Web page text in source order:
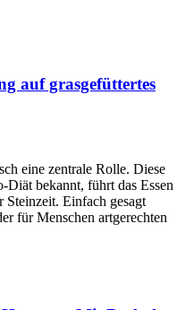
auf grasgefüttertes
eine zentrale Rolle. Diese
Diät bekannt, führt das Essen
Einfach gesagt
für Menschen artgerechten